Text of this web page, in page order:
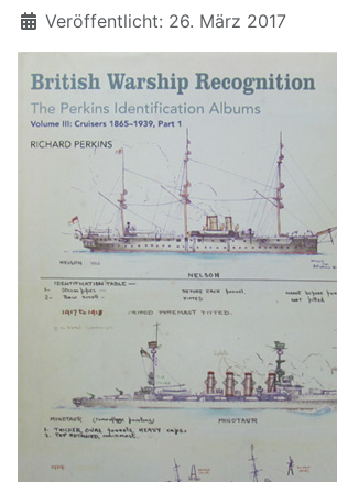
Details
Veröffentlicht: 26. März 2017